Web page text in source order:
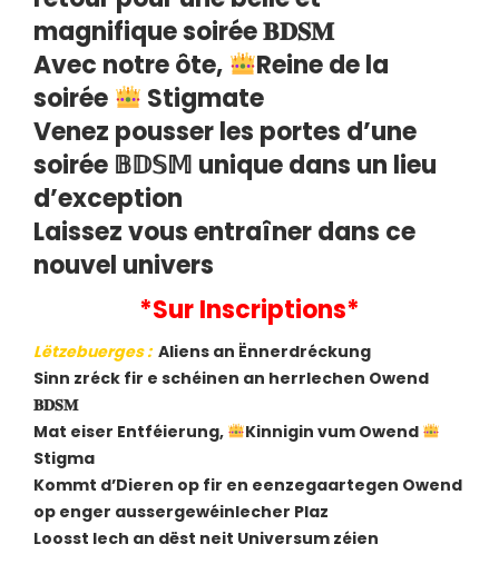
magnifique soirée 𝐁𝐃𝐒𝐌
Avec notre ôte,
Reine de la
soirée
Stigmate
Venez pousser les portes d’une
soirée 𝔹𝔻𝕊𝕄 unique dans un lieu
d’exception
Laissez vous entraîner dans ce
nouvel univers
*Sur Inscriptions*
Lëtzebuerges: Aliens an Ënnerdréckung
Sinn zréck fir e schéinen an herrlechen Owend
𝐁𝐃𝐒𝐌
Mat eiser Entféierung,
Kinnigin vum Owend
Stigma
Kommt d’Dieren op fir en eenzegaartegen Owend
op enger aussergewéinlecher Plaz
Loosst Iech an dëst neit Universum zéien